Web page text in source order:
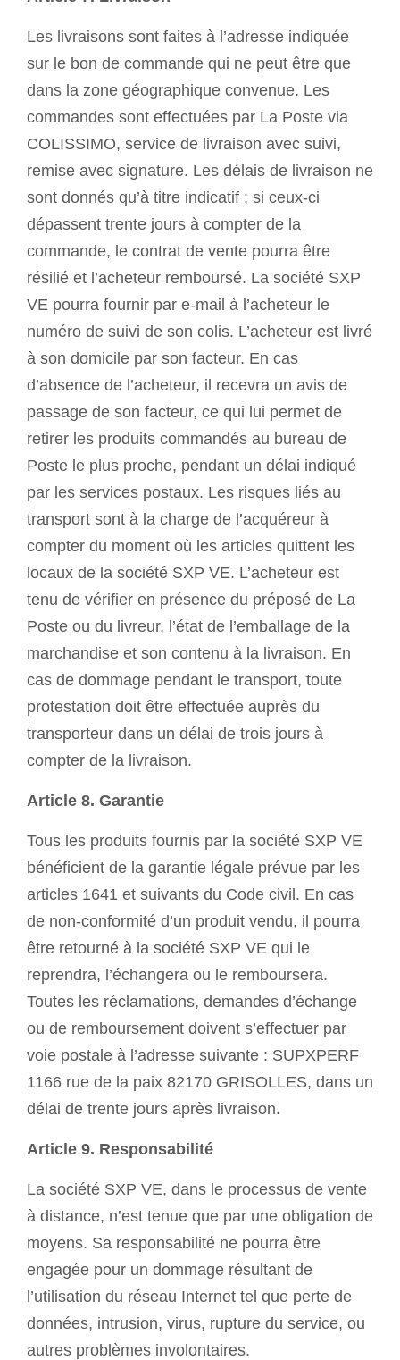
Les livraisons sont faites à l’adresse indiquée
sur le bon de commande qui ne peut être que
dans la zone géographique convenue. Les
commandes sont effectuées par La Poste via
COLISSIMO, service de livraison avec suivi,
remise avec signature. Les délais de livraison ne
sont donnés qu’à titre indicatif ; si ceux-ci
dépassent trente jours à compter de la
commande, le contrat de vente pourra être
résilié et l’acheteur remboursé. La société SXP
VE pourra fournir par e-mail à l’acheteur le
numéro de suivi de son colis. L’acheteur est livré
à son domicile par son facteur. En cas
d’absence de l’acheteur, il recevra un avis de
passage de son facteur, ce qui lui permet de
retirer les produits commandés au bureau de
Poste le plus proche, pendant un délai indiqué
par les services postaux. Les risques liés au
transport sont à la charge de l’acquéreur à
compter du moment où les articles quittent les
locaux de la société SXP VE. L’acheteur est
tenu de vérifier en présence du préposé de La
Poste ou du livreur, l’état de l’emballage de la
marchandise et son contenu à la livraison. En
cas de dommage pendant le transport, toute
protestation doit être effectuée auprès du
transporteur dans un délai de trois jours à
compter de la livraison.
Article 8. Garantie
Tous les produits fournis par la société SXP VE
bénéficient de la garantie légale prévue par les
articles 1641 et suivants du Code civil. En cas
de non-conformité d’un produit vendu, il pourra
être retourné à la société SXP VE qui le
reprendra, l’échangera ou le remboursera.
Toutes les réclamations, demandes d’échange
ou de remboursement doivent s’effectuer par
voie postale à l’adresse suivante : SUPXPERF
1166 rue de la paix 82170 GRISOLLES, dans un
délai de trente jours après livraison.
Article 9. Responsabilité
La société SXP VE, dans le processus de vente
à distance, n’est tenue que par une obligation de
moyens. Sa responsabilité ne pourra être
engagée pour un dommage résultant de
l’utilisation du réseau Internet tel que perte de
données, intrusion, virus, rupture du service, ou
autres problèmes involontaires.